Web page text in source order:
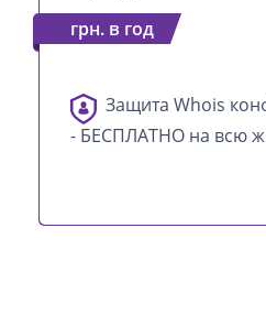
грн. в год
Защита Whois
- БЕСПЛАТНО на всю